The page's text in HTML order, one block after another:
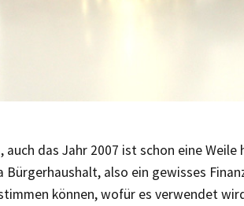
auch das Jahr 2007 ist schon eine
Bürgerhaushalt, also ein gewisses
können, wofür es verwendet